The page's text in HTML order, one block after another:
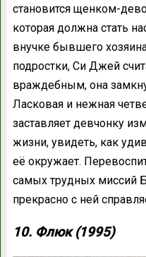
становится щенком-
которая должна стать
внучке бывшего
подростки, Си Джей
враждебным, она
Ласковая и нежная
заставляет девчонку
жизни, увидеть, как
её окружает.
самых трудных миссий
прекрасно с ней
10. Флюк (1995)